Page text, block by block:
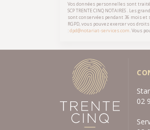
Vos données personnelles sont
SCP TRENTE CINQ NOTAIRES . Les
sont conservées pendant 36 mois
RGPD, vous pouvez exercer vos
:dpd@notariat-services.com. Vous
02